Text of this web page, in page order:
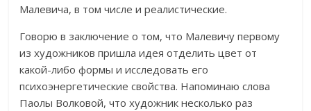
Малевича, в том числе и реалистические.
Говорю в заключение о том, что Малевичу первому
из художников пришла идея отделить цвет от
какой-либо формы и исследовать его
психоэнергетические свойства. Напоминаю слова
Паолы Волковой, что художник несколько раз